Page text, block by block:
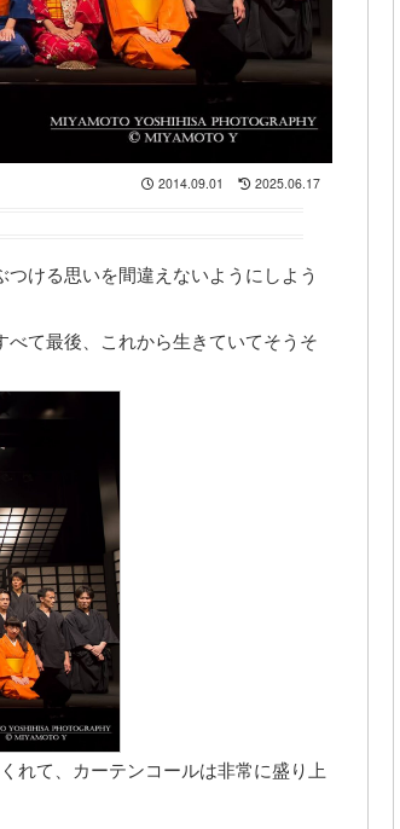
2014.09.01 2025.06.17
つける思いを間違えないようにしよう
て最後、これから生きていてそうそ
れて、カーテンコールは非常に盛り上